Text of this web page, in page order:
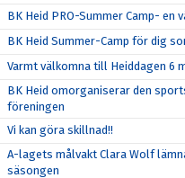
BK Heid PRO-Summer Camp- en
BK Heid Summer-Camp för dig
Varmt välkomna till Heiddagen 6
BK Heid omorganiserar den
föreningen
Vi kan göra skillnad!!
A-lagets målvakt Clara Wolf
säsongen